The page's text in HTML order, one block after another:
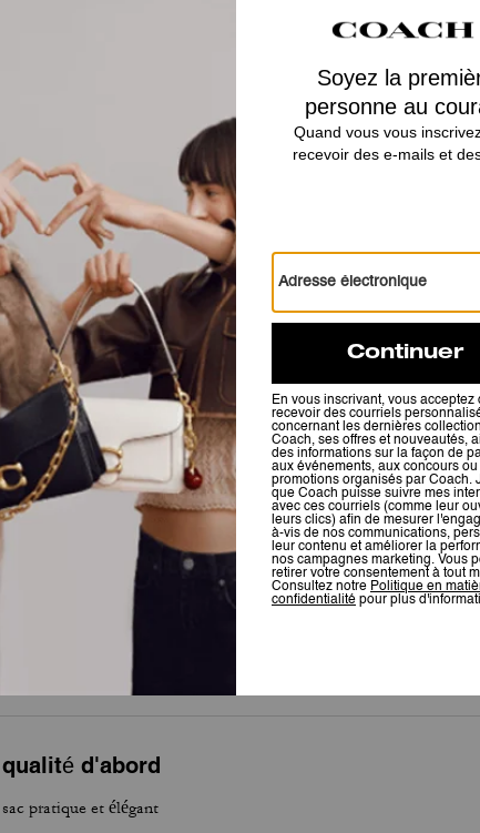
Teri Shoulder Bag With Quilting
Avis
5.0 Étoiles
Pour plus d’informations sur la manière dont nous vérifions nos avis, cliquezici.
Ravie de mon achat
Cet avis vous a-t-il été utile ?
qualité d'abord
sac pratique et élégant